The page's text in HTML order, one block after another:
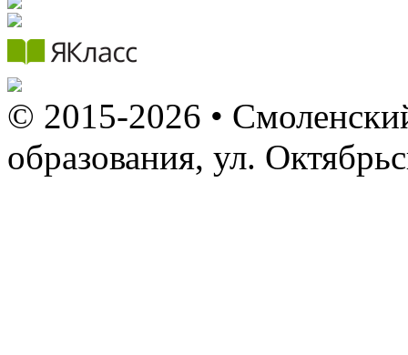
© 2015-2026 •
образования, ул.